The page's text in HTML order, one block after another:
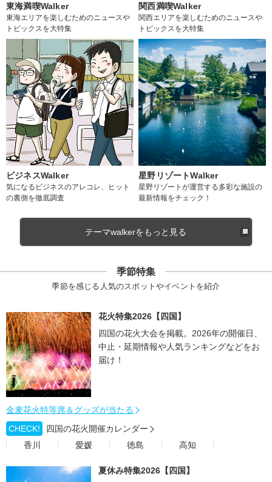
東海満喫Walker
東海エリアを楽しむためのニュースや
トピックスを大特集
関西満喫Walker
関西エリアを楽しむためのニュースや
トピックスを大特集
ビジネスWalker
気になるビジネスのアレコレ、ヒット
の裏側を徹底調査
星野リゾートWalker
星野リゾートが運営する多彩な施設の
最新情報をチェック！
テーマwalkerをもっと見る
季節特集
季節を感じる人気のスポットやイベントを紹介
花火特集2026【四国】
四国の花火大会を掲載。2026年の開催日、
中止・延期情報や人気ランキングなどをお
届け！
金麦花火特等席＆グッズが当たる
CHECK!
四国の花火開催カレンダー
香川
愛媛 徳島 高知
夏休み特集2026【四国】